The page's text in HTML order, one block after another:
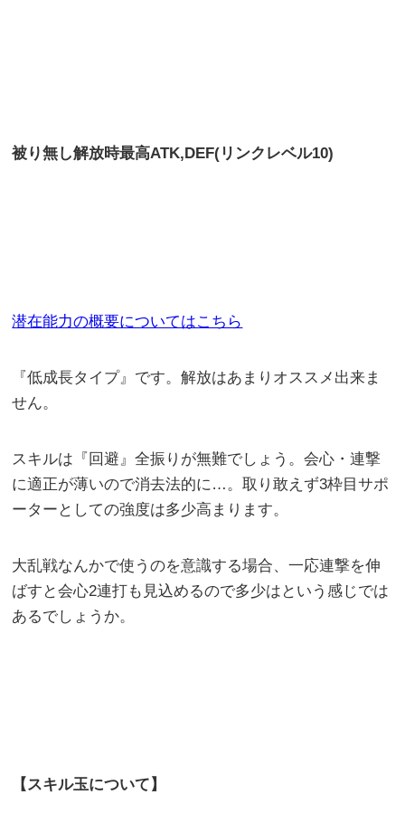
被り無し解放時最高ATK,DEF(リンクレベル10)
潜在能力の概要についてはこちら
『低成長タイプ』です。解放はあまりオススメ出来ま
せん。
スキルは『回避』全振りが無難でしょう。会心・連撃
に適正が薄いので消去法的に…。取り敢えず3枠目サポ
ーターとしての強度は多少高まります。
大乱戦なんかで使うのを意識する場合、一応連撃を伸
ばすと会心2連打も見込めるので多少はという感じでは
あるでしょうか。
【スキル玉について】